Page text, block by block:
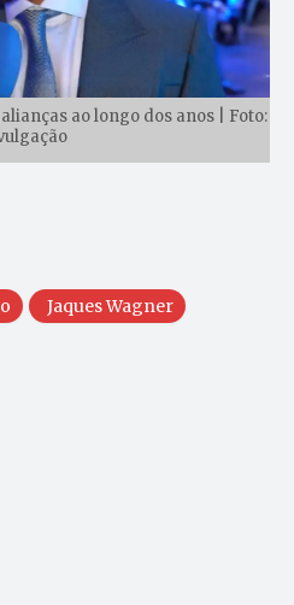
ao longo dos anos | Foto:
Jaques Wagner